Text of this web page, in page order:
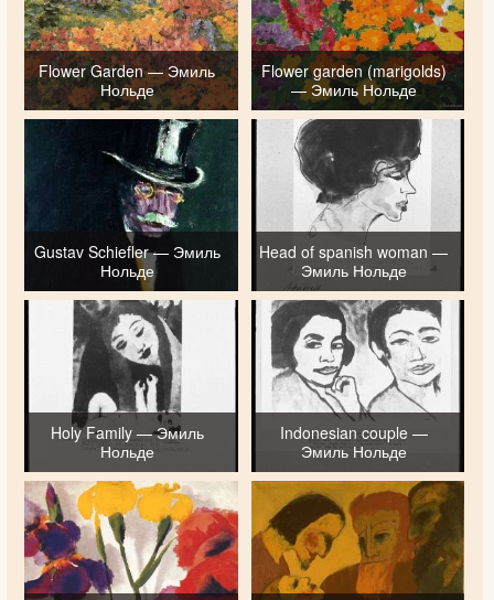
Flower Garden — Эмиль
Нольде
Flower garden (marigolds)
— Эмиль Нольде
Gustav Schiefler — Эмиль
Нольде
Head of spanish woman —
Эмиль Нольде
Holy Family — Эмиль
Нольде
Indonesian couple —
Эмиль Нольде